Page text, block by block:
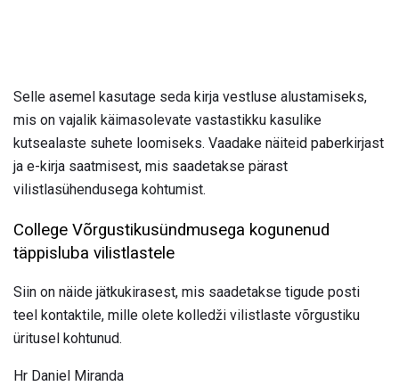
Selle asemel kasutage seda kirja vestluse alustamiseks,
mis on vajalik käimasolevate vastastikku kasulike
kutsealaste suhete loomiseks. Vaadake näiteid paberkirjast
ja e-kirja saatmisest, mis saadetakse pärast
vilistlasühendusega kohtumist.
College Võrgustikusündmusega kogunenud
täppisluba vilistlastele
Siin on näide jätkukirasest, mis saadetakse tigude posti
teel kontaktile, mille olete kolledži vilistlaste võrgustiku
üritusel kohtunud.
Hr Daniel Miranda